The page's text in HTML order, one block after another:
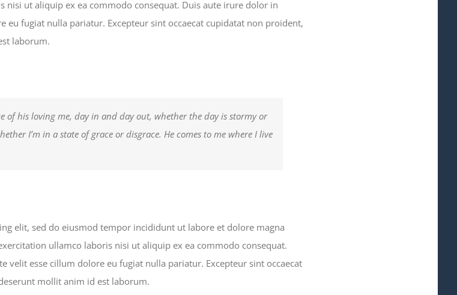
ut aliquip ex ea commodo consequat. Duis aute irure dolor in
fugiat nulla pariatur. Excepteur sint occaecat cupidatat non proident,
laborum.
of his loving me, day in and day out, whether the day is stormy or
I’m in a state of grace or disgrace. He comes to me where I live
elit, sed do eiusmod tempor incididunt ut labore et dolore magna
ullamco laboris nisi ut aliquip ex ea commodo consequat.
esse cillum dolore eu fugiat nulla pariatur. Excepteur sint occaecat
mollit anim id est laborum.